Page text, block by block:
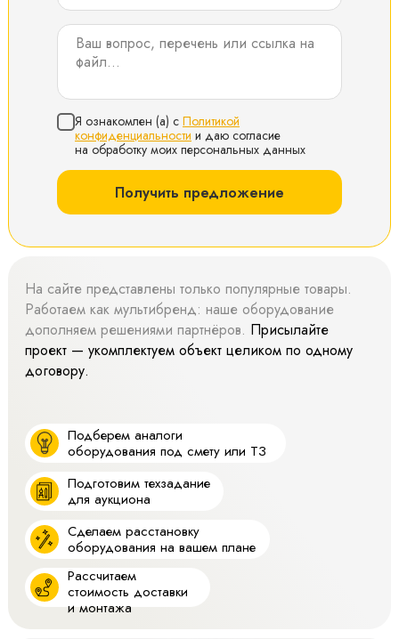
На сайте представлены только популярные товары.
Работаем как мультибренд: наше оборудование
дополняем решениями партнёров. Присылайте
проект — укомплектуем объект целиком по одному
договору.
Подберем аналоги
оборудования под смету или ТЗ
Подготовим техзадание
для аукциона
Сделаем расстановку
оборудования на вашем плане
Рассчитаем
стоимость доставки
и монтажа
Я ознакомлен (а) с Политикой
конфиденциальности и даю согласие
на обработку моих персональных данных
Получить предложение